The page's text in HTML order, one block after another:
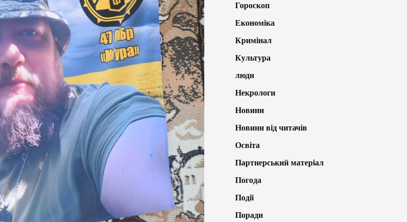
Гороскоп
Економіка
Кримінал
Культура
люди
Некрологи
Новини
Новини від читачів
Освіта
Партнерський матеріал
Погода
Події
Поради